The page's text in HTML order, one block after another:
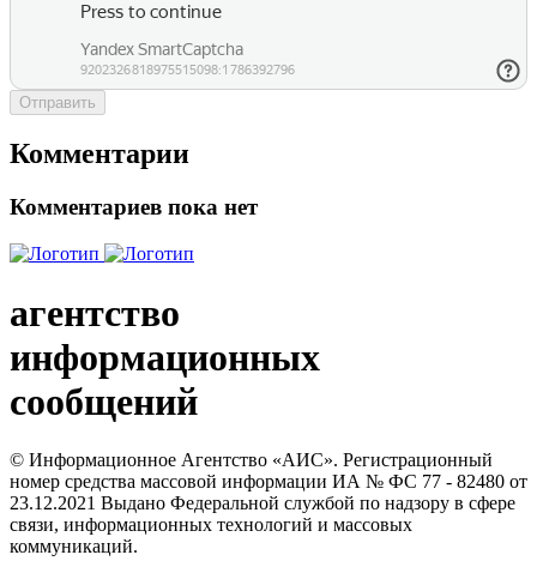
Отправить
Комментарии
Комментариев пока нет
агентство
информационных
сообщений
© Информационное Агентство «АИС». Регистрационный
номер средства массовой информации ИА № ФС 77 - 82480 от
23.12.2021 Выдано Федеральной службой по надзору в сфере
связи, информационных технологий и массовых
коммуникаций.